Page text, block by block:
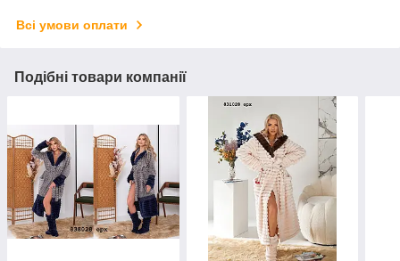
Всі умови оплати
Подібні товари компанії